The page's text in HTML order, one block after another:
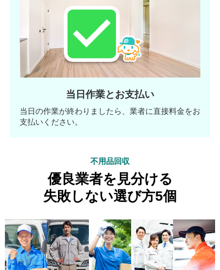
当日作業とお支払い
当日の作業が終わりましたら、業者に直接料金をお
支払いください。
不用品回収
優良業者を見分ける
失敗しない選び方5個